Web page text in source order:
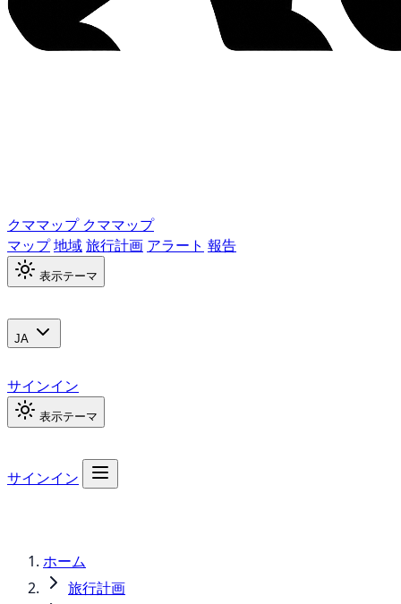
クママップ クママップ
マップ地域旅行計画 アラート 報告
表示テーマ
JA
サインイン
表示テーマ
サインイン
ホーム
旅行計画